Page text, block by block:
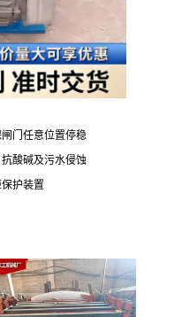
门任意位置停稳
酸碱及污水侵蚀
护装置